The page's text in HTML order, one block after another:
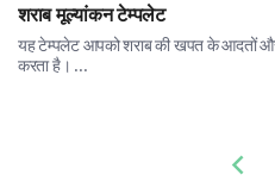
Graphic design
शराब मूल्यांकन टेम्पलेट
यह टेम्पलेट आपको शराब की खपत के आदतों
करता है। ...